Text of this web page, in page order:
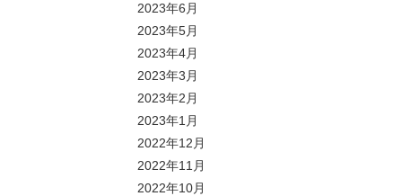
2023年6月
2023年5月
2023年4月
2023年3月
2023年2月
2023年1月
2022年12月
2022年11月
2022年10月